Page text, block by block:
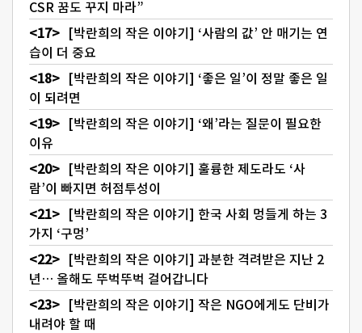
CSR 꿈도 꾸지 마라”
[박란희의 작은 이야기] ‘사람의 값’ 안 매기는 연
습이 더 중요
[박란희의 작은 이야기] ‘좋은 일’이 정말 좋은 일
이 되려면
[박란희의 작은 이야기] ‘왜’라는 질문이 필요한
이유
[박란희의 작은 이야기] 훌륭한 제도라도 ‘사
람’이 빠지면 허점투성이
[박란희의 작은 이야기] 한국 사회 멍들게 하는 3
가지 ‘구멍’
[박란희의 작은 이야기] 과분한 격려받은 지난 2
년… 올해도 뚜벅뚜벅 걸어갑니다
[박란희의 작은 이야기] 작은 NGO에게도 단비가
내려야 할 때